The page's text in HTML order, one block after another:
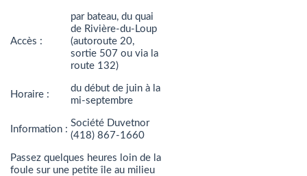
Accès :
par bateau, du quai
de Rivière-du-Loup
(autoroute 20,
sortie 507 ou via la
route 132)
Horaire :
du début de juin à la
mi-septembre
Information :
Société Duvetnor
(418) 867-1660
Passez quelques heures loin de la
foule sur une petite île au milieu